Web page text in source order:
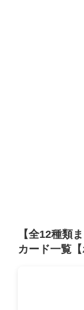
【全12種類
カード一覧【